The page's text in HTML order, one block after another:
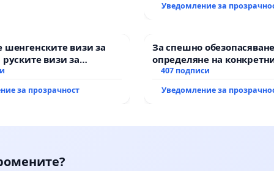
Уведомление за
шенгенските визи за
визи за
за прозрачност
За спешно
определяне на
и извършване на
републиканския път
407 подписи
Уведомление за